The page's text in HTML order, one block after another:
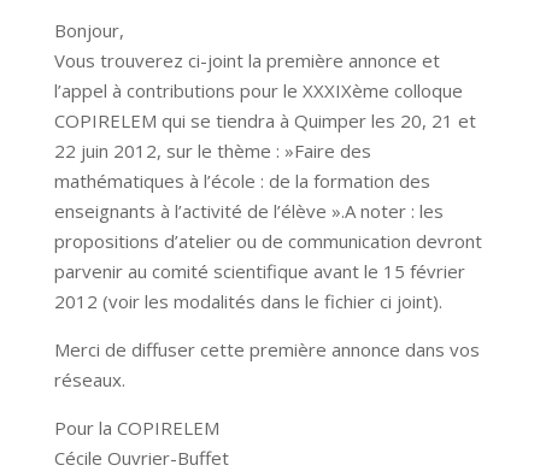
Bonjour,
Vous trouverez ci-joint la première annonce et
l’appel à contributions pour le XXXIXème colloque
COPIRELEM qui se tiendra à Quimper les 20, 21 et
22 juin 2012, sur le thème : »Faire des
mathématiques à l’école : de la formation des
enseignants à l’activité de l’élève ».A noter : les
propositions d’atelier ou de communication devront
parvenir au comité scientifique avant le 15 février
2012 (voir les modalités dans le fichier ci joint).
Merci de diffuser cette première annonce dans vos
réseaux.
Pour la COPIRELEM
Cécile Ouvrier-Buffet